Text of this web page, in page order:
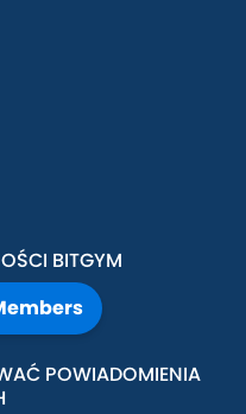
BITGYM
POWIADOMIENIA